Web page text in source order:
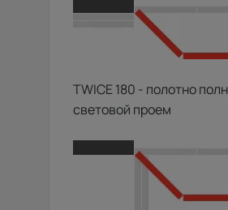
TWICE 180 - полотно
световой проем